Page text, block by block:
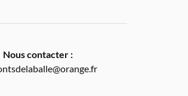
Nous contacter :